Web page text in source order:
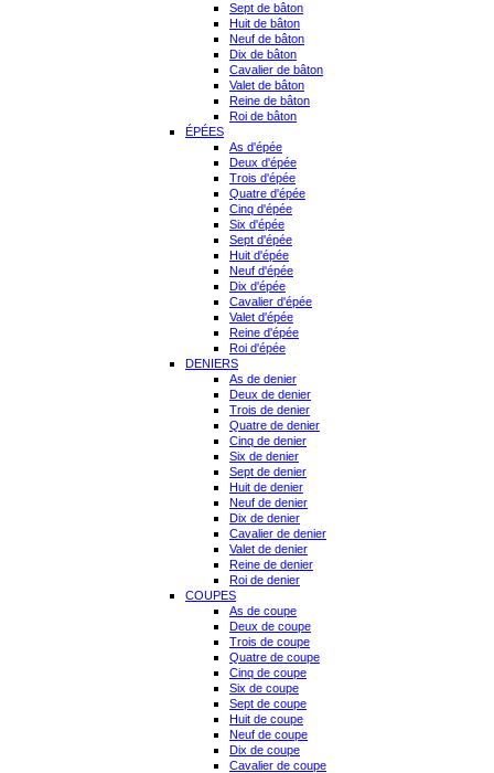
Sept de bâton
Huit de bâton
Neuf de bâton
Dix de bâton
Cavalier de bâton
Valet de bâton
Reine de bâton
Roi de bâton
ÉPÉES
As d'épée
Deux d'épée
Trois d'épée
Quatre d'épée
Cinq d'épée
Six d'épée
Sept d'épée
Huit d'épée
Neuf d'épée
Dix d'épée
Cavalier d'épée
Valet d'épée
Reine d'épée
Roi d'épée
DENIERS
As de denier
Deux de denier
Trois de denier
Quatre de denier
Cinq de denier
Six de denier
Sept de denier
Huit de denier
Neuf de denier
Dix de denier
Cavalier de denier
Valet de denier
Reine de denier
Roi de denier
COUPES
As de coupe
Deux de coupe
Trois de coupe
Quatre de coupe
Cinq de coupe
Six de coupe
Sept de coupe
Huit de coupe
Neuf de coupe
Dix de coupe
Cavalier de coupe